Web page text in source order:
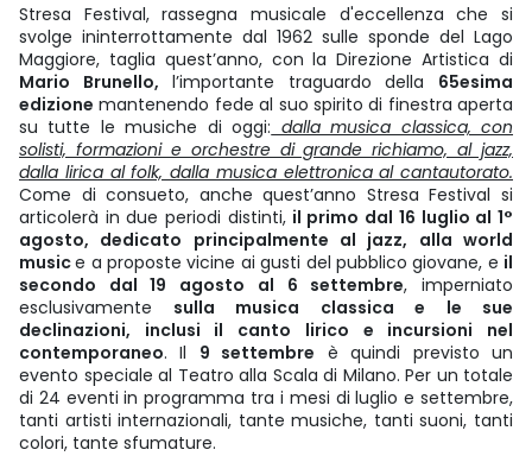
Stresa Festival, rassegna musicale d'eccellenza che si
svolge ininterrottamente dal 1962 sulle sponde del Lago
Maggiore, taglia quest’anno, con la Direzione Artistica di
Mario Brunello, l’importante traguardo della 65esima
edizione mantenendo fede al suo spirito di finestra aperta
su tutte le musiche di oggi: dalla musica classica, con
solisti, formazioni e orchestre di grande richiamo, al jazz,
dalla lirica al folk, dalla musica elettronica al cantautorato.
Come di consueto, anche quest’anno Stresa Festival si
articolerà in due periodi distinti,il primo dal 16 luglio al 1°
agosto, dedicato principalmente al jazz, alla world
musice a proposte vicine ai gusti del pubblico giovane, e il
secondo dal 19 agosto al 6 settembre, imperniato
esclusivamente sulla musica classica e le sue
declinazioni, inclusi il canto lirico e incursioni nel
contemporaneo. Il 9 settembre è quindi previsto un
evento speciale al Teatro alla Scala di Milano. Per un totale
di 24 eventi in programma tra i mesi di luglio e settembre,
tanti artisti internazionali, tante musiche, tanti suoni, tanti
colori, tante sfumature.